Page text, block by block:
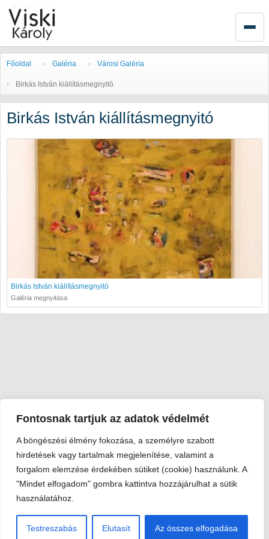
Fontosnak tartjuk az adatok védelmét
A böngészési élmény fokozása, a személyre szabott
hirdetések vagy tartalmak megjelenítése, valamint a
forgalom elemzése érdekében sütiket (cookie) használunk. A
"Mindet elfogadom" gombra kattintva hozzájárulhat a sütik
használatához.
Testreszabás Elutasít Az összes elfogadása
Főoldal Galéria Városi Galéria
Birkás István kiállításmegnyitó
Birkás István kiállításmegnyitó
Birkás István kiállításmegnyitó
Galéria megnyitása
Viski Károly Múzeum Kalocsa
6300 Kalocsa, Szent István király út 25. · Telefon:
351
© 2026 Viski Károly Múzeum Kalocsa